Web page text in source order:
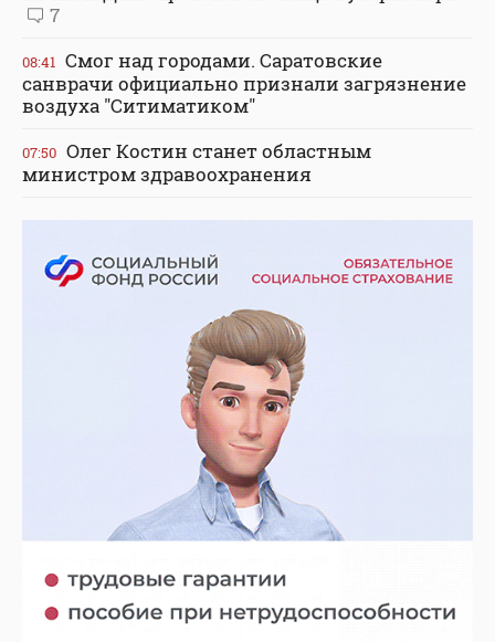
7
08:41 Смог над городами. Саратовские
санврачи официально признали загрязнение
воздуха "Ситиматиком"
07:50 Олег Костин станет областным
министром здравоохранения